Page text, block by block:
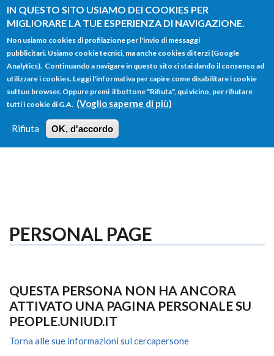
IN QUESTO SITO USIAMO DEI COOKIES PER
MIGLIORARE LA TUE ESPERIENZA DI NAVIGAZIONE.
Non usiamo cookies di profilazione per l'invio di messaggi
pubblicitari. Usiamo cookie tecnici, ma anche cookies di terzi (Google
Analytics). Continuando a navigare in questo sito ci stai dando il consenso ad
utilizzare i cookies. Leggi l'informativa per capire come disabilitare i cookie
sul tuo browser. Oppure premi il bottone "Rifiuta", qui vicino, per rifiutare
tutti i cookie di G.A. (Voglio saperne di più)
Rifiuta OK, d'accordo
Salta al contenuto principale
FORM
DI
RICERCA
Main menu
HOME TUTTI I PROFILI
LOGIN
PERSONAL PAGE
QUESTA PERSONA NON HA ANCORA
ATTIVATO UNA PAGINA PERSONALE SU
PEOPLE.UNIUD.IT
Torna alle sue informazioni sul cercapersone